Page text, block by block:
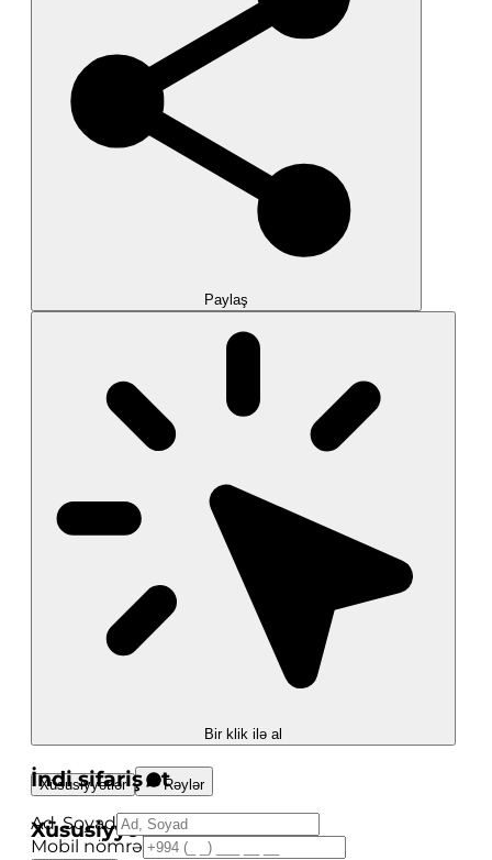
Paylaş
Bir klik ilə al
İndi sifariş et
Ad, Soyad
Mobil nömrə
Xüsusiyyətlər Rəylər
Xüsusiyyətlər